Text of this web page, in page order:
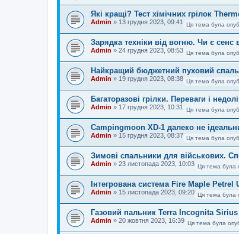
Які кращі? Тест хімічних грілок
Admin » 13 грудня 2023, 09:41 Ця тема була
Зарядка техніки від вогню. Чи є сенс
Admin » 24 грудня 2023, 08:53 Ця тема була
Найкращий бюджетний пуховий
Admin » 19 грудня 2023, 08:38 Ця тема була
Багаторазові грілки. Переваги і
Admin » 17 грудня 2023, 10:31 Ця тема була
Campingmoon XD-1 далеко не
Admin » 15 грудня 2023, 08:37 Ця тема була
Зимові спальники для військових.
Admin » 23 листопада 2023, 10:03 Ця тема була
Інтегрована система Fire Maple Petrel
Admin » 15 листопада 2023, 09:20 Ця тема була
Газовий пальник Terra Incognita Sirius
Admin » 20 жовтня 2023, 16:39 Ця тема була